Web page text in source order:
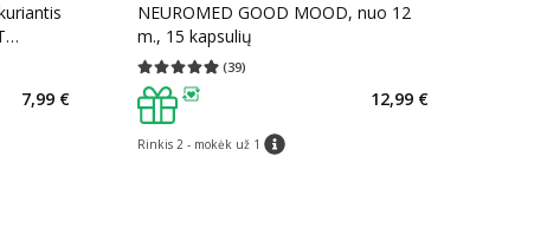
7,99 €
NEUROMED GOOD MOOD, nuo 12
m., 15 kapsulių
(39)
Vidutinis įvertinimas 4.95
patarimas
Rinkis 2 - mokėk už 1 patarimas
12,99 €